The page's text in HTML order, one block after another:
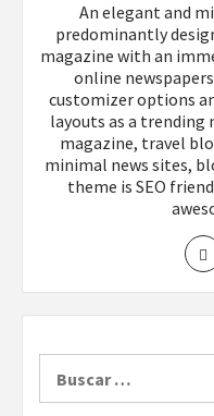
An elegant and
predominantly
magazine with an
online
customizer options
layouts as a trending
magazine, travel
minimal news sites,
theme is SEO